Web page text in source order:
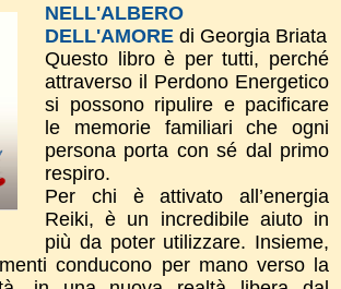
NELL'ALBERO
DELL'AMORE di Georgia Briata
Questo libro è per tutti, perché
attraverso il Perdono Energetico
si possono ripulire e pacificare
le memorie familiari che ogni
persona porta con sé dal primo
respiro.
Per chi è attivato all’energia
Reiki, è un incredibile aiuto in
più da poter utilizzare. Insieme,
conducono per mano verso la